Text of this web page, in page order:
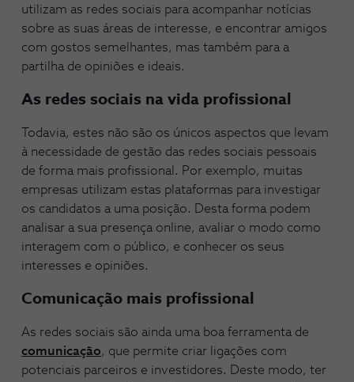
utilizam as redes sociais para acompanhar notícias
sobre as suas áreas de interesse, e encontrar amigos
com gostos semelhantes, mas também para a
partilha de opiniões e ideais.
As redes sociais na vida profissional
Todavia, estes não são os únicos aspectos que levam
à necessidade de gestão das redes sociais pessoais
de forma mais profissional. Por exemplo, muitas
empresas utilizam estas plataformas para investigar
os candidatos a uma posição. Desta forma podem
analisar a sua presença online, avaliar o modo como
interagem com o público, e conhecer os seus
interesses e opiniões.
Comunicação mais profissional
As redes sociais são ainda uma boa ferramenta de
comunicação, que permite criar ligações com
potenciais parceiros e investidores. Deste modo, ter